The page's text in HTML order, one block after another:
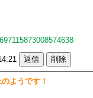
ようです！